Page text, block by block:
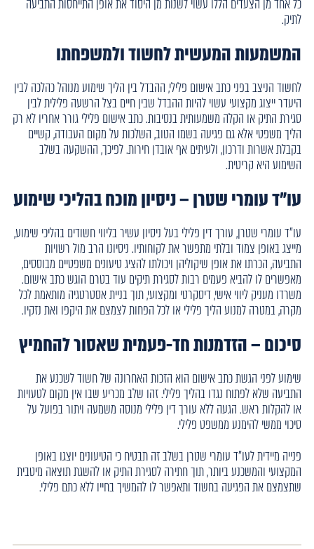
כל אחד מן הצעדים הללו עשוי לשנות מן היסוד את אופן התייחסות התביעה
לתיק.
המשמעות המעשית לחשוד ולמשפחתו
לחשוד הניצב בפני כתב אישום פלילי, ההבדל בין הליך שימוע מנוהל כהלכה לבין
היעדר ייצוג מקצועי עשוי להיות ההבדל שבין חיים בצל הרשעה פלילית לבין
סגירת התיק או הקלה משמעותית בנסיבות. כתב אישום פלילי גורר אחריו לא רק
הליך משפטי אלא גם פגיעה בשמו הטוב, השלכות על מקום העבודה, קשיים
בקבלת אשרות ודרכון, ולעיתים אף אובדן חירות. לפיכך, ההשקעה בשלב
השימוע היא קריטית.
עו"ד עומרי שטרן – ניסיון מוכח בהליכי שימוע
עו"ד עומרי שטרן, עורך דין פלילי בעל ניסיון עשיר בליווי חשודים בהליכי שימוע,
מייצג באופן צמוד ובלתי מתפשר את לקוחותיו. ניסיונו הרב מול רשויות
התביעה, הכרתו את אופן שיקוליהן ויכולתו להציג טיעונים משפטיים מבוססים,
מאפשרים לו להביא פעמים רבות לסגירת תיקים עוד בטרם הוגש כתב אישום.
משרדו מעניק ליווי אישי, דיסקרטי ומקצועי, תוך בניית אסטרטגיה מותאמת לכל
מקרה, במטרה למנוע הליך פלילי או לכל הפחות לצמצם את היקפו ואת נזקיו.
סיכום – הזדמנות חד-פעמית שאסור להחמיץ
שימוע לפני הגשת כתב אישום הוא הזכות האחרונה של חשוד לשכנע את
התביעה שלא לפתוח נגדו בהליך פלילי. זהו שלב מכריע שבו אין מקום לטעויות
או להקלות ראש. הגעה ללא עורך דין פלילי מנוסה משמעה ויתור בפועל על
סיכוי ממשי להימנע ממשפט פלילי.
פנייה מיידית לעו"ד עומרי שטרן בשלב זה תבטיח כי הטיעונים יוצגו באופן
המקצועי והמשכנע ביותר, תוך חתירה לסגירת התיק או להשגת תוצאה מיטבית
שתצמצם את הפגיעה בחשוד ותאפשר לו להמשיך בחייו ללא כתם פלילי.